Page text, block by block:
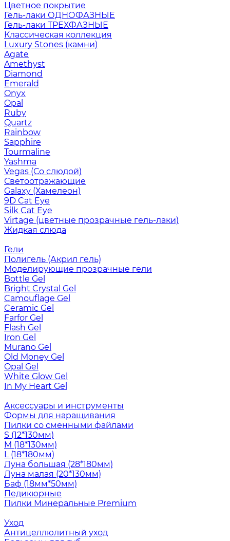
Цветное покрытие
Гель-лаки ОДНОФАЗНЫЕ
Гель-лаки ТРЕХФАЗНЫЕ
Классическая коллекция
Luxury Stones (камни)
Agate
Amethyst
Diamond
Emerald
Onyx
Opal
Ruby
Quartz
Rainbow
Sapphire
Tourmaline
Yashma
Vegas (Со слюдой)
Светоотражающие
Galaxy (Хамелеон)
9D Cat Eye
Silk Cat Eye
Virtage (цветные прозрачные гель-лаки)
Жидкая слюда
Гели
Полигель (Акрил гель)
Моделирующие прозрачные гели
Bottle Gel
Bright Crystal Gel
Camouflage Gel
Ceramic Gel
Farfor Gel
Flash Gel
Iron Gel
Murano Gel
Old Money Gel
Opal Gel
White Glow Gel
In My Heart Gel
Аксессуары и инструменты
Формы для наращивания
Пилки со сменными файлами
S (12*130мм)
M (18*130мм)
L (18*180мм)
Луна большая (28*180мм)
Луна малая (20*130мм)
Баф (18мм*50мм)
Педикюрные
Пилки Минеральные Premium
Уход
Антицеллюлитный уход